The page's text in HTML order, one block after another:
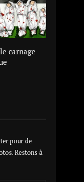
carnage
pour de
Restons à